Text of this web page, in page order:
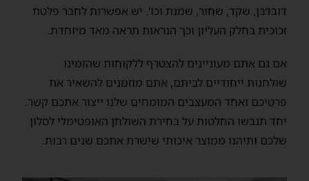
דובדבן, שקד, שחור, שמנת וכו'. יש אפשרות לחבר פלטת
זכוכית בחלק העליון וכך הנראות תראה מאד מיוחדת.
אם גם אתם מעוניינים להצטרף ללקוחות שהזמינו
שולחנות ייחודיים לביתם, אתם מוזמנים להשאיר את
פרטיכם ואחד המעצבים המומחים שלנו ייצור אתכם קשר.
יחד תגבשו החלטות על בחירת השולחן האופטימלי לסלון
שלכם ותיהנו ממוצר איכותי שישרת אתכם שנים רבות.